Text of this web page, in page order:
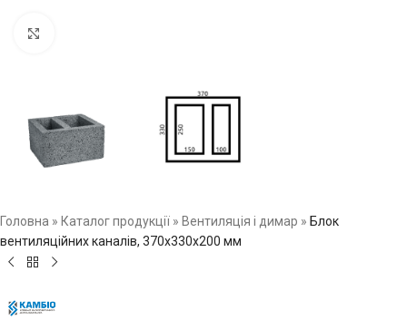
Головна » Каталог продукції » Вентиляція і димар » Блок
вентиляційних каналів, 370x330x200 мм